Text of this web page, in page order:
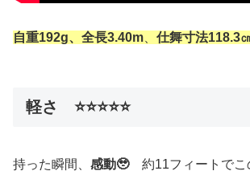
自重192g、全長3.40m 仕舞寸法118.3
軽さ ⭐️⭐️⭐️⭐️⭐️
持った瞬間、 感動🥹約11フィートでこ